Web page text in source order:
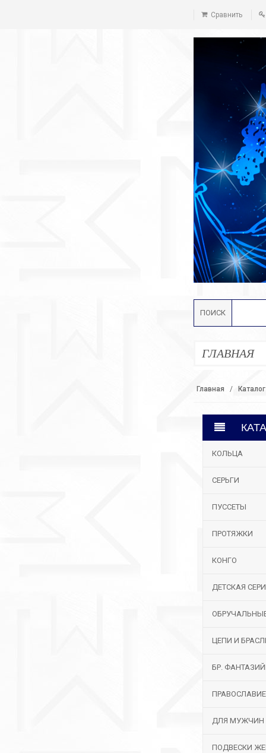
Сравнить
ПОИСК
ГЛАВНАЯ
Главная Каталог
КОЛЬЦА
СЕРЬГИ
ПУССЕТЫ
ПРОТЯЖКИ
КОНГО
ДЕТСКАЯ
ЦЕПИ И
БР.
ПРАВОСЛАВИЕ
ДЛЯ МУЖЧИН
ПОДВЕСКИ